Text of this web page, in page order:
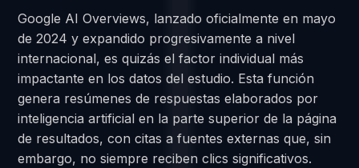
Google AI Overviews, lanzado oficialmente en mayo
de 2024 y expandido progresivamente a nivel
internacional, es quizás el factor individual más
impactante en los datos del estudio. Esta función
genera resúmenes de respuestas elaborados por
inteligencia artificial en la parte superior de la página
de resultados, con citas a fuentes externas que, sin
embargo, no siempre reciben clics significativos.